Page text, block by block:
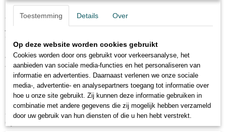
uitkomt.
Jij maakt geen tijd voor ons, wij maken geen tijd voor
jou!
huis! Indien u de voorkeur geeft aan het leggen van uw
vloer, geen probleem.
Voor een vaste prijs plaatsen wij de vloer van uw keuze,
inclusief ondervloer en plinten. Wij veroorzaken geen
problemen met hoge of lage plinten. U weet al precies waar
u zich bevindt !
Als u vragen heeft, neem dan gerust contact met ons
op!
Toestemming Details Over
Op deze website worden cookies gebruikt
Cookies worden door ons gebruikt voor verkeersanalyse, het
aanbieden van sociale media-functies en het personaliseren van
informatie en advertenties. Daarnaast verlenen we onze sociale
media-, advertentie- en analysepartners toegang tot informatie over
hoe u onze site gebruikt. Zij kunnen deze informatie gebruiken in
combinatie met andere gegevens die zij mogelijk hebben verzameld
door uw gebruik van hun diensten of die u hen hebt verstrekt.